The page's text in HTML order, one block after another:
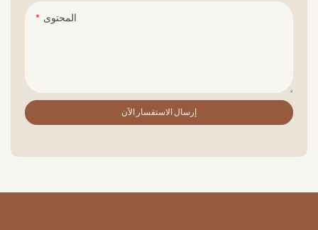
المحتوى
إرسال الاستفسار الآن